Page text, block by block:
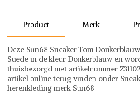
Product Merk
Deze Sun68 Sneaker Tom
Suede in de kleur Donkerblauw en
thuisbezorgd met artikelnummer
artikel online terug vinden onder
herenkleding merk Sun68